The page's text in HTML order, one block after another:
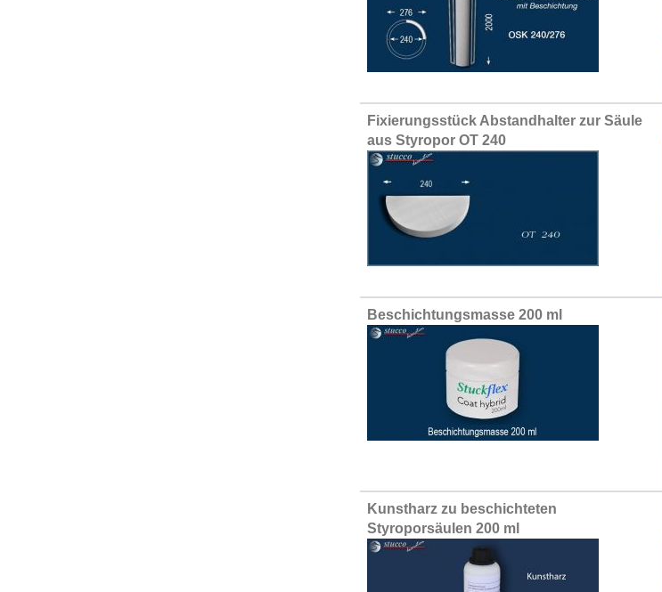
Fixierungsstück Abstandhalter zur Säule
aus Styropor OT 240
Beschichtungsmasse 200 ml
Kunstharz zu beschichteten
Styroporsäulen 200 ml